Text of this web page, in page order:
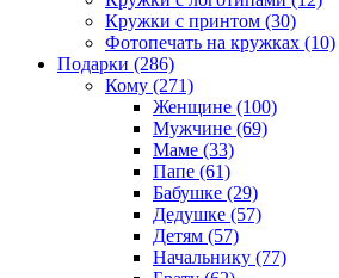
Кружки с принтом (30)
Фотопечать на кружках (10)
Подарки (286)
Кому (271)
Женщине (100)
Мужчине (69)
Маме (33)
Папе (61)
Бабушке (29)
Дедушке (57)
Детям (57)
Начальнику (77)